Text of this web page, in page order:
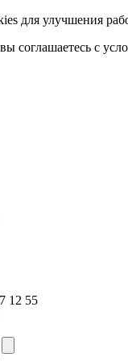
для улучшения
соглашаетесь с
12 55